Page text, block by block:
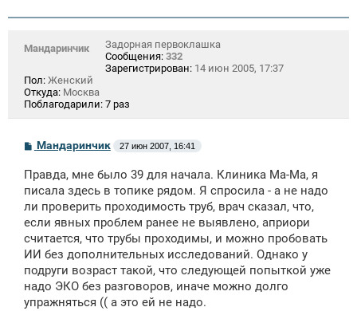
Мандаринчик
Задорная первоклашка
Сообщения: 332
Зарегистрирован: 14 июн 2005, 17:37
Пол: Женский
Откуда: Москва
Поблагодарили: 7 раз
С
б
щ
н
и
Мандаринчик 27 июн 2007, 16:41
Правда, мне было 39 для начала. Клиника Ма-Ма, я
писала здесь в топике рядом. Я спросила - а не надо
ли проверить проходимость труб, врач сказал, что,
если явных проблем ранее не выявлено, априори
считается, что трубы проходимы, и можно пробовать
ИИ без дополнительных исследований. Однако у
подруги возраст такой, что следующей попыткой уже
надо ЭКО без разговоров, иначе можно долго
упражняться (( а это ей не надо.